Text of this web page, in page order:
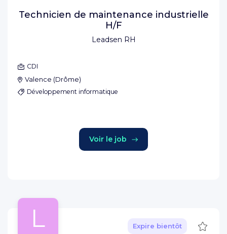
Leadsen RH
Technicien de maintenance industrielle
H/F
CDI
Valence (Drôme)
Développement informatique
Voir le job
L Expire bientôt